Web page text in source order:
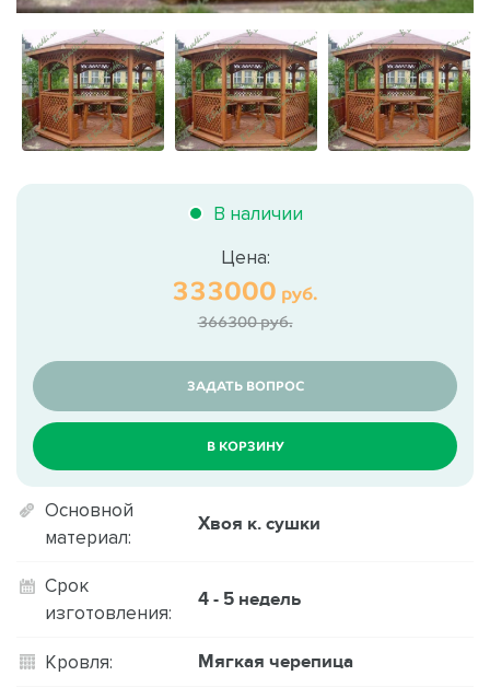
В наличии
Цена:
333000 руб.
366300 руб.
ЗАДАТЬ ВОПРОС
В КОРЗИНУ
Основной
материал:
Хвоя к. сушки
Срок
изготовления:
4 - 5 недель
Кровля: Мягкая черепица